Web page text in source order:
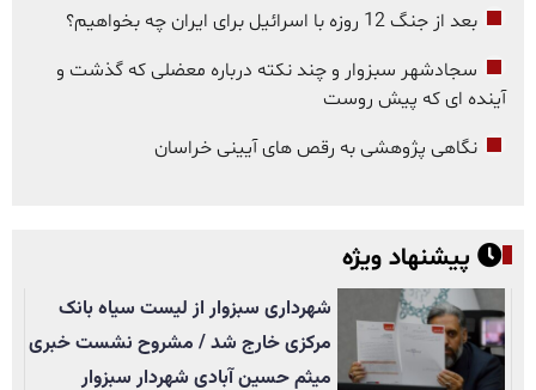
بعد از جنگ 12 روزه با اسرائیل برای ایران چه بخواهیم؟
سجادشهر سبزوار و چند نکته درباره معضلی که گذشت و
آینده ای که پیش روست
نگاهی پژوهشی به رقص های آیینی خراسان
پیشنهاد ویژه
شهرداری سبزوار از لیست سیاه بانک
مرکزی خارج شد / مشروح نشست خبری
میثم حسین آبادی شهردار سبزوار